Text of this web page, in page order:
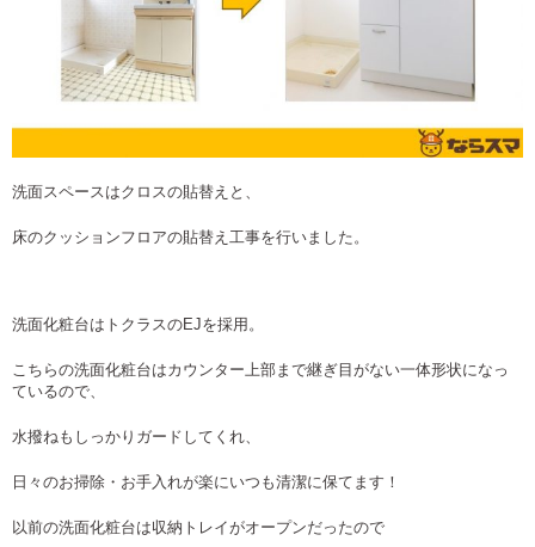
洗面スペースはクロスの貼替えと、
床のクッションフロアの貼替え工事を行いました。
洗面化粧台はトクラスのEJを採用。
こちらの洗面化粧台はカウンター上部まで継ぎ目がない一体形状になっ
ているので、
水撥ねもしっかりガードしてくれ、
日々のお掃除・お手入れが楽にいつも清潔に保てます！
以前の洗面化粧台は収納トレイがオープンだったので